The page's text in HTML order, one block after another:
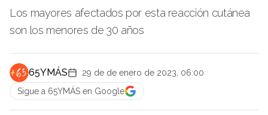
Los mayores afectados por esta reacción cutánea
son los menores de 30 años
65YMÁS
29 de de enero de 2023, 06:00
Sigue a 65YMÁS en Google